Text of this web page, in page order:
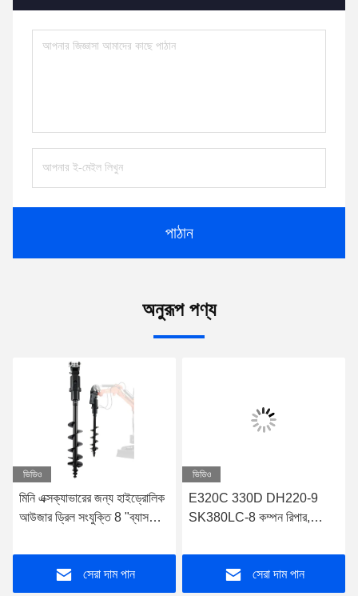
পাঠান
অনুরূপ পণ্য
ভিডিও
মিনি এক্সক্যাভারের জন্য হাইড্রোলিক
আউজার ড্রিল সংযুক্তি 8 "ব্যাস
সেরা দাম পান
ভিডিও
E320C 330D DH220-9
SK380LC-8 কম্পন রিপার,
Ripper
সেরা দাম পান